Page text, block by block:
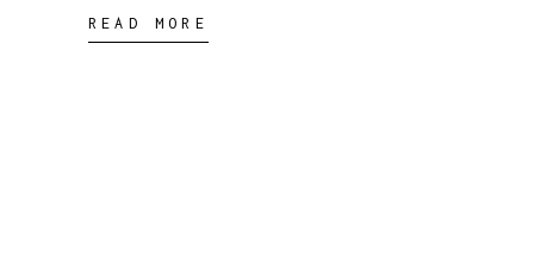
READ MORE